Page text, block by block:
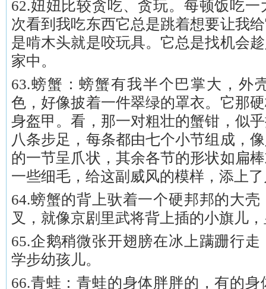
62.妞妞比较贪吃、贪玩。每顿饭吃
次看到我吃东西它总是跳着想要让我
是啃木头就是咬玩具。它总是找机会
家中。
63.螃蟹：螃蟹有我半个巴掌大，外
色，好像披着一件翠绿的罩衣。它那
身盔甲。看，那一对粗壮的蟹钳，似
八条步足，每条都由七个小节组成，
的一节呈爪状，其余各节的形状如扁
一些细毛，给这副威风的模样，添上
64.螃蟹的背上驮着一个硬邦邦的大
叉，就像京剧里武将背上插的小旗儿
65.企鹅稍微张开翅膀在冰上蹒跚行
学步幼孩儿。
66.青蛙：青蛙的身体胖胖的，有的